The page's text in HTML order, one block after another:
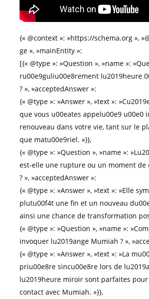
{« @context »: »https://schema.org »,
ge », »mainEntity »:
[{« @type »: »Question », »name »:
ru00e9guliu00e8rement lu2019heure
? », »acceptedAnswer »:
{« @type »: »Answer », »text »:
que vous u00eates appelu00e9 u00e0
renouveau dans votre vie, tant sur le
que matu00e9riel. »}},
{« @type »: »Question », »name »:
est-elle une rupture ou un moment de
? », »acceptedAnswer »:
{« @type »: »Answer », »text »: »Elle
plutu00f4t une fin et un nouveau
ainsi une chance de transformation
{« @type »: »Question », »name »:
invoquer lu2019ange Mumiah ? »,
{« @type »: »Answer », »text »: »La
priu00e8re sincu00e8re lors de
lu2019heure miroir sont parfaites
contact avec Mumiah. »}},